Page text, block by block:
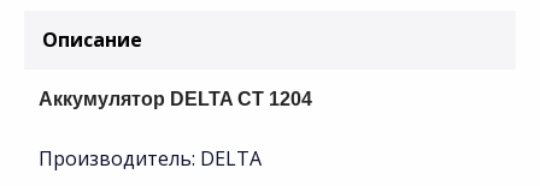
Описание
Аккумулятор DELTA CT 1204
Производитель: DELTA